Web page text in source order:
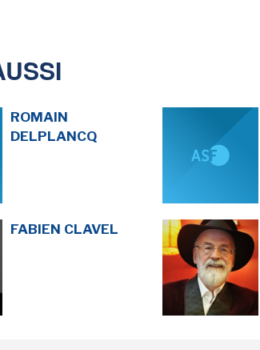
ROMAIN
DELPLANCQ
FABIEN CLAVEL